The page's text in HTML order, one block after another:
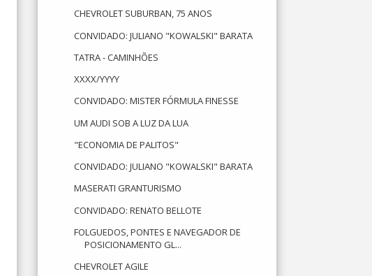
CHEVROLET SUBURBAN, 75 ANOS
CONVIDADO: JULIANO "KOWALSKI" BARATA
TATRA - CAMINHÕES
XXXX/YYYY
CONVIDADO: MISTER FÓRMULA FINESSE
UM AUDI SOB A LUZ DA LUA
"ECONOMIA DE PALITOS"
CONVIDADO: JULIANO "KOWALSKI" BARATA
MASERATI GRANTURISMO
CONVIDADO: RENATO BELLOTE
FOLGUEDOS, PONTES E NAVEGADOR DE
POSICIONAMENTO GL...
CHEVROLET AGILE